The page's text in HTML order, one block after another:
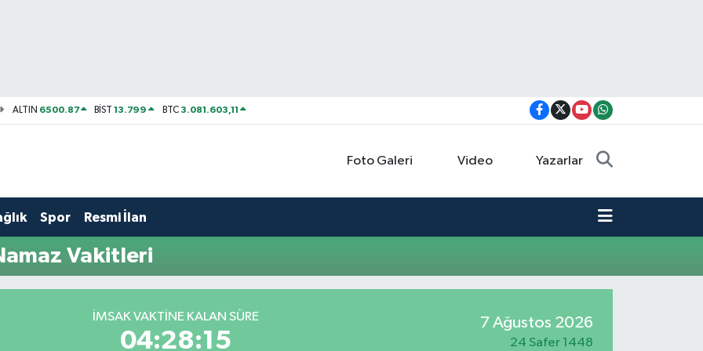
ALTIN 6500.87 BİST13.799 BTC3.081.603,11
Foto Galeri Video Yazarlar
Spor Resmi İlan
Vakitleri
İMSAK VAKTINE KALAN SÜRE
04:28:15
7 Ağustos 2026
24 Safer 1448